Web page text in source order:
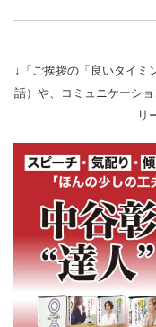
↓「ご挨拶の「良いタイミ
話）や、コミュニケーシ
リ